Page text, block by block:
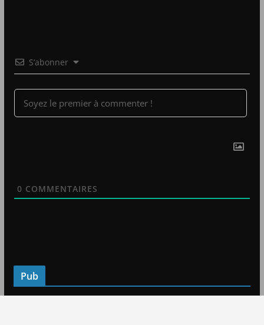
S’abonner
0 COMMENTAIRES
Pub